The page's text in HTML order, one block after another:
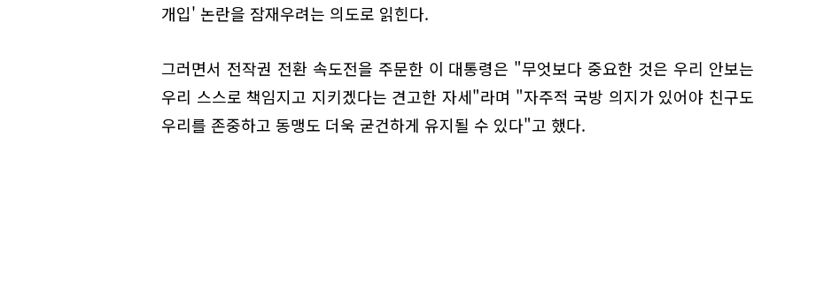
개입' 논란을 잠재우려는 의도로 읽힌다.
그러면서 전작권 전환 속도전을 주문한 이 대통령은 "무엇보다 중요한 것은 우리 안보는
우리 스스로 책임지고 지키겠다는 견고한 자세"라며 "자주적 국방 의지가 있어야 친구도
우리를 존중하고 동맹도 더욱 굳건하게 유지될 수 있다"고 했다.